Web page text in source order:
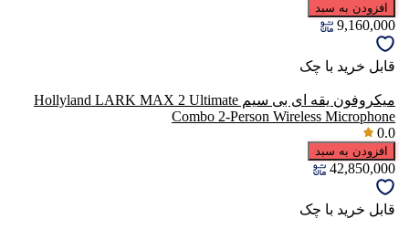
افزودن به سبد
9,160,000
قابل خرید با چک
میکروفون یقه ای بی سیم Hollyland LARK MAX 2 Ultimate
Combo 2-Person Wireless Microphone
0.0
افزودن به سبد
42,850,000
قابل خرید با چک